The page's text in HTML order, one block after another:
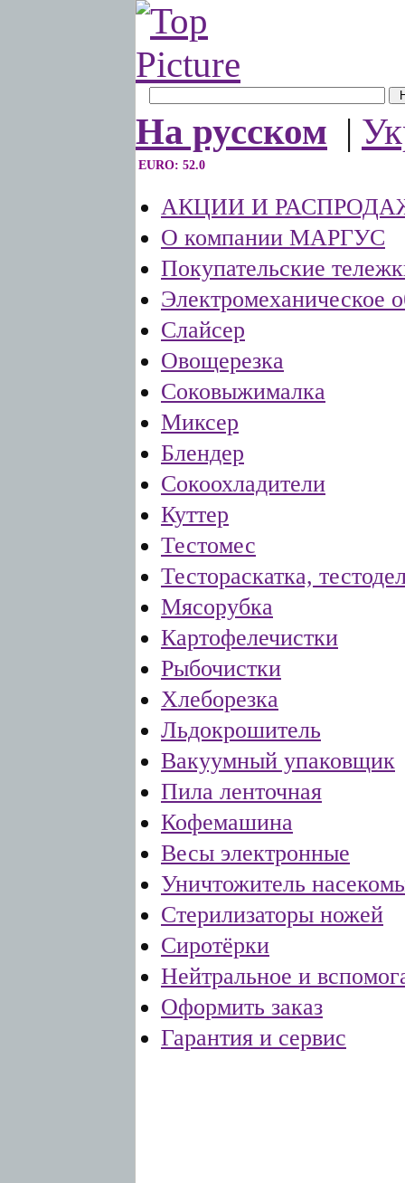
На русском |
EURO: 52.0
АКЦИИ И
О компании МАРГУС
Покупательские
Электромеханическое
Слайсер
Овощерезка
Соковыжималка
Миксер
Блендер
Сокоохладители
Куттер
Тестомес
Тестораскатка,
Мясорубка
Картофелечистки
Рыбочистки
Хлеборезка
Льдокрошитель
Вакуумный упаковщик
Пила ленточная
Кофемашина
Весы электронные
Уничтожитель
Стерилизаторы ножей
Сиротёрки
Нейтральное и
Оформить заказ
Гарантия и сервис